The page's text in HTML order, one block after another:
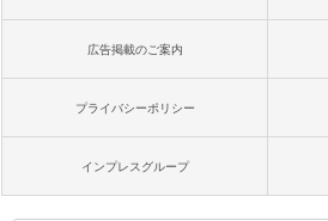
広告掲載のご案内
プライバシーポリシー
インプレスグループ